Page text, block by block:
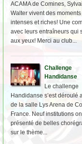
ACAMA de Comines,
Walter vivent des moments
intenses et riches! Une
avec leurs entraîneurs qui
aux yeux! Merci au club...
Challenge
Handidanse
Le challenge
Handidanse s’est déroulé
de la salle Lys Arena de
France. Neuf institutions
présenté de belles
sur le thème...